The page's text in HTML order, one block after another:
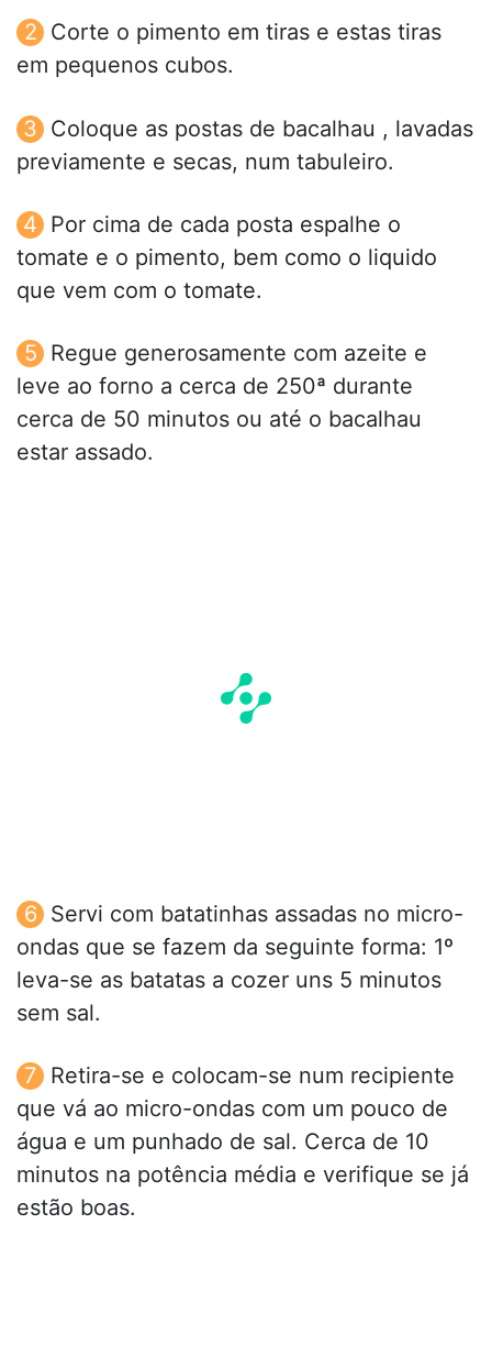
Corte o pimento em tiras e estas tiras
em pequenos cubos.
Coloque as postas de bacalhau , lavadas
previamente e secas, num tabuleiro.
Por cima de cada posta espalhe o
tomate e o pimento, bem como o liquido
que vem com o tomate.
Regue generosamente com azeite e
leve ao forno a cerca de 250ª durante
cerca de 50 minutos ou até o bacalhau
estar assado.
Servi com batatinhas assadas no micro-
ondas que se fazem da seguinte forma: 1º
leva-se as batatas a cozer uns 5 minutos
sem sal.
Retira-se e colocam-se num recipiente
que vá ao micro-ondas com um pouco de
água e um punhado de sal. Cerca de 10
minutos na potência média e verifique se já
estão boas.